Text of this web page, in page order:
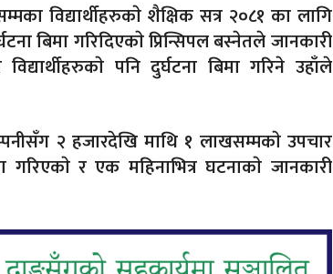
विद्यार्थीहरुकाे शैक्षिक सत्र २०८१ का लागि
बिमा गरिदिएकाे प्रिन्सिपल बस्नेतले जानकारी
पनि दुर्घटना बिमा गरिने उहाँले
२ हजारदेखि माथि १ लाखसम्मकाे उपचार
र एक महिनाभित्र घटनाकाे जानकारी